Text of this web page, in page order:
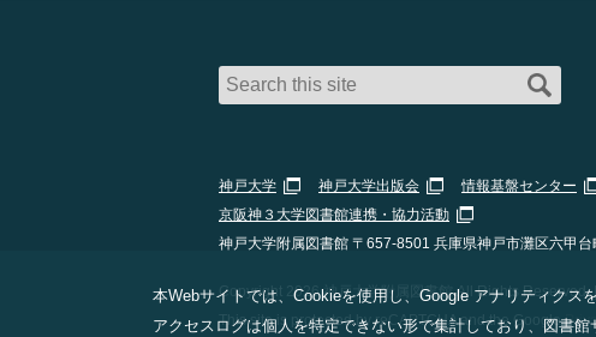
神戸大学 神戸大学出版会 情報基盤センター
京阪神３大学図書館連携・協力活動
神戸大学附属図書館 〒657-8501 兵庫県神戸市灘区六甲台
Copyright 2026 神戸大学附属図書館 All Rights Reserved.
This site is protected by reCAPTCHA and the Google
本Webサイトでは、Cookieを使用し、Google アナリティクス
アクセスログは個人を特定できない形で集計しており、図書